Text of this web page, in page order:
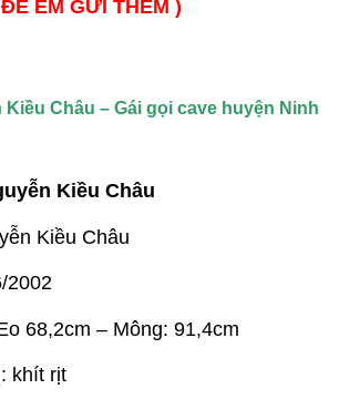
ĐỂ EM GỬI THÊM )
Kiều Châu – Gái gọi cave huyện Ninh
Kiều Châu
Kiều Châu
2002
68,2cm – Mông: 91,4cm
khít rịt